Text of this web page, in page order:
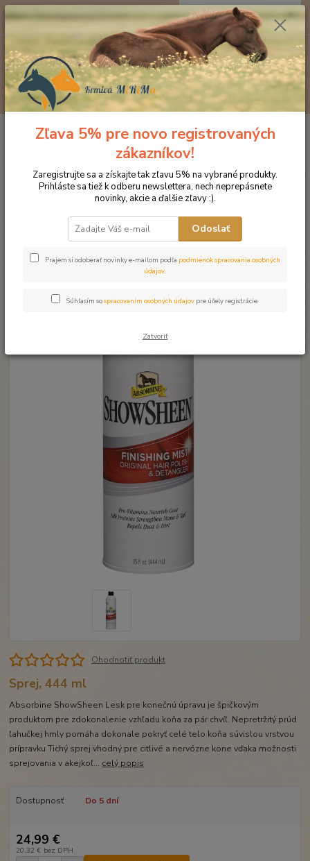
Menu
0ks
za0 €
Kozmetika pre kone Starostlivosť o kožu a srsť
SHOWSHEEN
LESK PRE KONEČNÚ ÚPRAVU
SHOWSHEEN LESK PRE
KONEČNÚ ÚPRAVU
Ohodnotiť produkt
Sprej, 444 ml
Absorbine ShowSheen Lesk pre konečnú úpravu je špičkovým
produktom pre zdokonalenie vzhľadu koňa za pár chvíľ. Nepretržitý prúd
ľahučkej hmly pomáha dokonale pokryť celé telo koňa súvislou vrstvou
prípravku Tichý sprej vhodný pre citlivé a nervózne kone vďaka možnosti
sprejovania v akejkoľ... celý popis
Dostupnosť Do 5 dní
24,99 €
20,32 € bez DPH
Zľava 5% pre novo registrovaných
zákazníkov!
Zaregistrujte sa a získajte tak zľavu 5% na vybrané produkty.
Prihláste sa tiež k odberu newslettera, nech neprepásnete
novinky, akcie a ďalšie zľavy :).
Odoslať
Prajem si odoberať novinky e-mailom podľa podmienok spracovania osobných
údajov.
Súhlasím sospracovaním osobných údajov pre účely registrácie.
Zatvoriť